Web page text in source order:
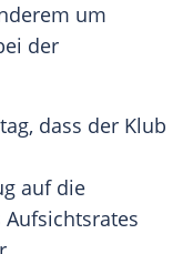
um
der
dass der Klub
auf die
Aufsichtsrates